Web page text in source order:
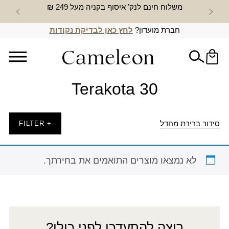
משלוח חינם לנק’ איסוף בקניה מעל 249 ₪ חדש
חברת מועדון? לחץ כאן לבדיקת נקודות
Terakota 30
סידור ברירת מחדל + FILTER
לא נמצאו מוצרים התואמים את בחירתך.